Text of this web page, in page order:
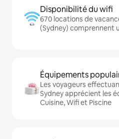
Disponibilité du wifi
670 locations de
(Sydney) comprennent
Équipements
Les voyageurs
Sydney apprécient les
Cuisine, Wifi et Piscine